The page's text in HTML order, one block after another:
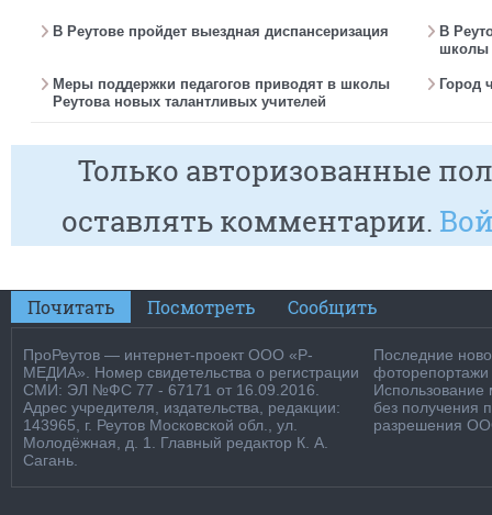
В Реутове пройдет выездная диспансеризация
В
школы
Меры поддержки педагогов приводят в школы
Реутова новых талантливых учителей
Город
Только авторизованные
оставлять комментарии.
Почитать Посмотреть Сообщить
ПроРеутов — интернет-проект ООО «Р-
МЕДИА». Номер свидетельства о регистрации
СМИ: ЭЛ №ФС 77 - 67171 от 16.09.2016.
Адрес учредителя, издательства, редакции:
143965, г. Реутов Московской обл., ул.
Молодёжная, д. 1. Главный редактор К. А.
Сагань.
Последние
фоторепортажи
Использование
без получения
разрешения